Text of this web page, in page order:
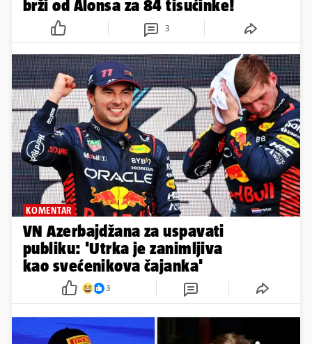
brži od Alonsa za 84 tisućinke!
3
KOMENTAR
VN Azerbajdžana za uspavati
publiku: 'Utrka je zanimljiva
kao svećenikova čajanka'
3